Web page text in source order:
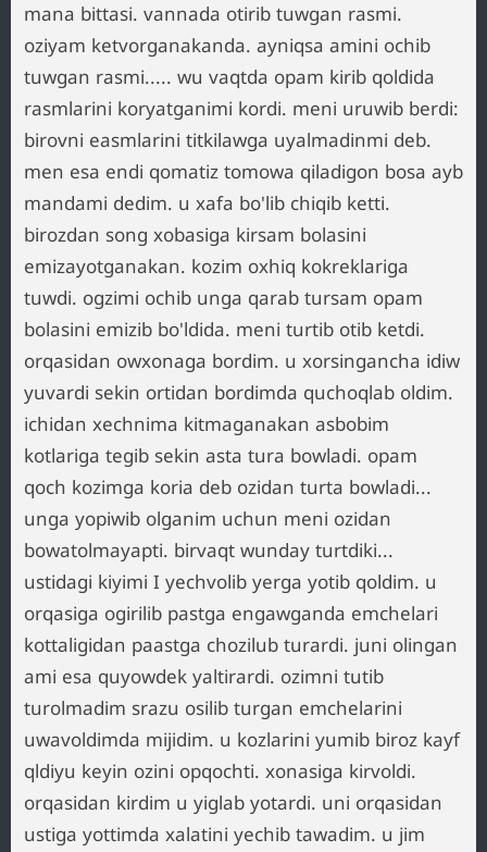
mana bittasi. vannada otirib tuwgan rasmi.
oziyam ketvorganakanda. ayniqsa amini ochib
tuwgan rasmi..... wu vaqtda opam kirib qoldida
rasmlarini koryatganimi kordi. meni uruwib berdi:
birovni easmlarini titkilawga uyalmadinmi deb.
men esa endi qomatiz tomowa qiladigon bosa ayb
mandami dedim. u xafa bo'lib chiqib ketti.
birozdan song xobasiga kirsam bolasini
emizayotganakan. kozim oxhiq kokreklariga
tuwdi. ogzimi ochib unga qarab tursam opam
bolasini emizib bo'ldida. meni turtib otib ketdi.
orqasidan owxonaga bordim. u xorsingancha idiw
yuvardi sekin ortidan bordimda quchoqlab oldim.
ichidan xechnima kitmaganakan asbobim
kotlariga tegib sekin asta tura bowladi. opam
qoch kozimga koria deb ozidan turta bowladi...
unga yopiwib olganim uchun meni ozidan
bowatolmayapti. birvaqt wunday turtdiki...
ustidagi kiyimi I yechvolib yerga yotib qoldim. u
orqasiga ogirilib pastga engawganda emchelari
kottaligidan paastga chozilub turardi. juni olingan
ami esa quyowdek yaltirardi. ozimni tutib
turolmadim srazu osilib turgan emchelarini
uwavoldimda mijidim. u kozlarini yumib biroz kayf
qldiyu keyin ozini opqochti. xonasiga kirvoldi.
orqasidan kirdim u yiglab yotardi. uni orqasidan
ustiga yottimda xalatini yechib tawadim. u jim